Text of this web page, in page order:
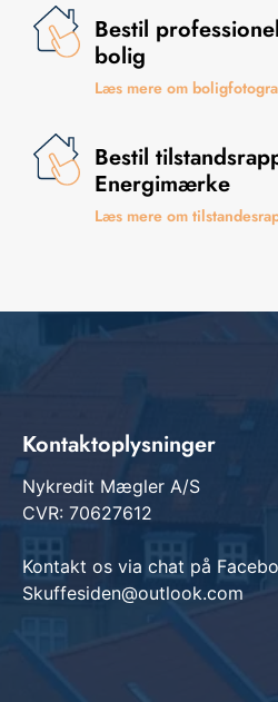
Bestil
bolig
Læs mere om
Bestil
Energimærke
Læs mere om
Kontaktoplysninger
Nykredit Mægler A/S
CVR: 70627612
Kontakt os via chat på
Skuffesiden@outlook.com